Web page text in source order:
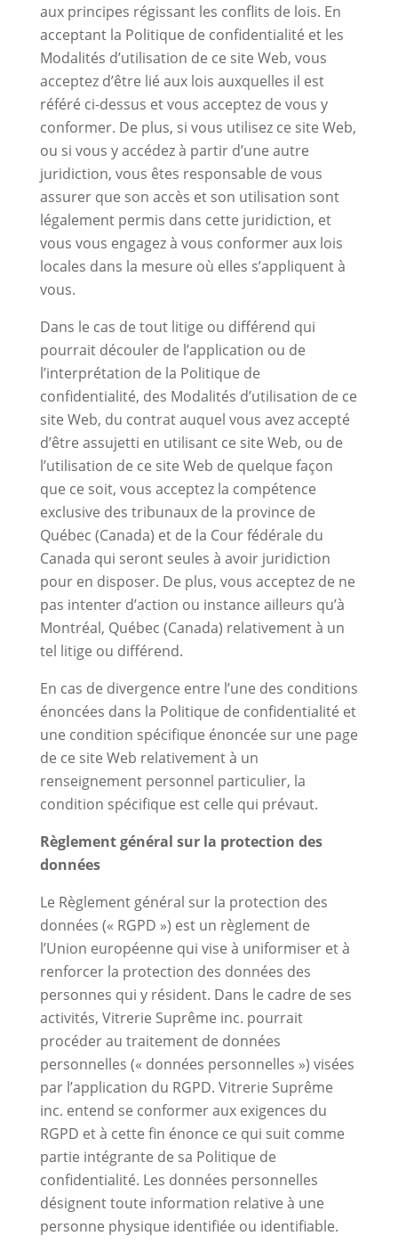
aux principes régissant les conflits de lois. En
acceptant la Politique de confidentialité et les
Modalités d’utilisation de ce site Web, vous
acceptez d’être lié aux lois auxquelles il est
référé ci-dessus et vous acceptez de vous y
conformer. De plus, si vous utilisez ce site Web,
ou si vous y accédez à partir d’une autre
juridiction, vous êtes responsable de vous
assurer que son accès et son utilisation sont
légalement permis dans cette juridiction, et
vous vous engagez à vous conformer aux lois
locales dans la mesure où elles s’appliquent à
vous.
Dans le cas de tout litige ou différend qui
pourrait découler de l’application ou de
l’interprétation de la Politique de
confidentialité, des Modalités d’utilisation de ce
site Web, du contrat auquel vous avez accepté
d’être assujetti en utilisant ce site Web, ou de
l’utilisation de ce site Web de quelque façon
que ce soit, vous acceptez la compétence
exclusive des tribunaux de la province de
Québec (Canada) et de la Cour fédérale du
Canada qui seront seules à avoir juridiction
pour en disposer. De plus, vous acceptez de ne
pas intenter d’action ou instance ailleurs qu’à
Montréal, Québec (Canada) relativement à un
tel litige ou différend.
En cas de divergence entre l’une des conditions
énoncées dans la Politique de confidentialité et
une condition spécifique énoncée sur une page
de ce site Web relativement à un
renseignement personnel particulier, la
condition spécifique est celle qui prévaut.
Règlement général sur la protection des
données
Le Règlement général sur la protection des
données (« RGPD ») est un règlement de
l’Union européenne qui vise à uniformiser et à
renforcer la protection des données des
personnes qui y résident. Dans le cadre de ses
activités, Vitrerie Suprême inc. pourrait
procéder au traitement de données
personnelles (« données personnelles ») visées
par l’application du RGPD. Vitrerie Suprême
inc. entend se conformer aux exigences du
RGPD et à cette fin énonce ce qui suit comme
partie intégrante de sa Politique de
confidentialité. Les données personnelles
désignent toute information relative à une
personne physique identifiée ou identifiable.